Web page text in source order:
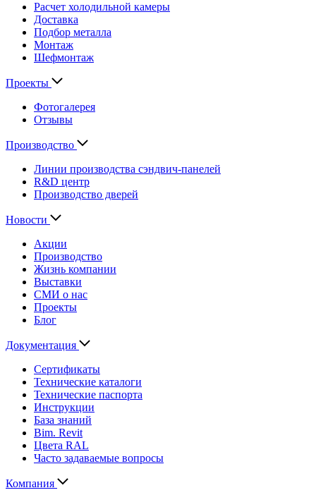
Расчет холодильной камеры
Доставка
Подбор металла
Монтаж
Шефмонтаж
Проекты
Фотогалерея
Отзывы
Производство
Линии производства сэндвич-панелей
R&D центр
Производство дверей
Новости
Акции
Производство
Жизнь компании
Выставки
СМИ о нас
Проекты
Блог
Документация
Сертификаты
Технические каталоги
Технические паспорта
Инструкции
База знаний
Bim. Revit
Цвета RAL
Часто задаваемые вопросы
Компания